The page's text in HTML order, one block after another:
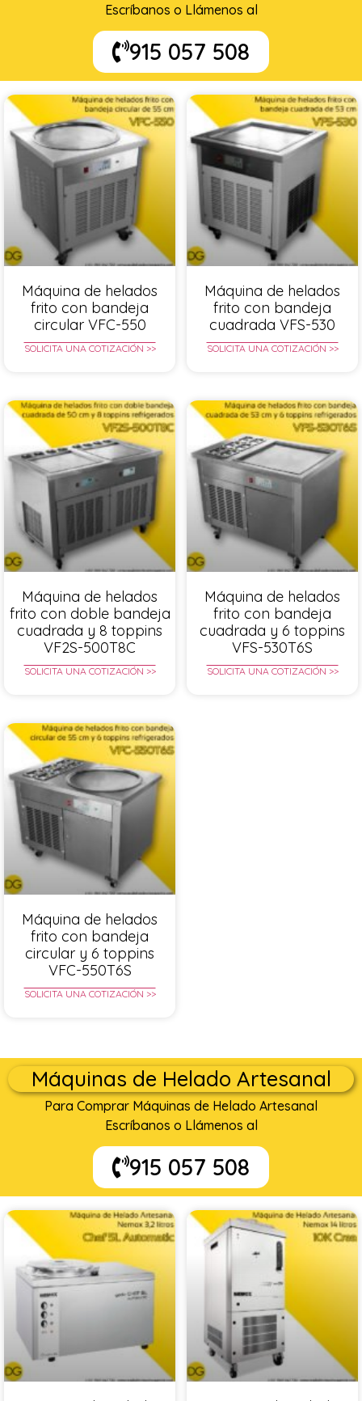
Escríbanos o Llámenos al
915 057 508
Máquina de helados
frito con bandeja
circular VFC-550
SOLICITA UNA COTIZACIÓN >>
Máquina de helados
frito con bandeja
cuadrada VFS-530
SOLICITA UNA COTIZACIÓN >>
Máquina de helados
frito con doble bandeja
cuadrada y 8 toppins
VF2S-500T8C
SOLICITA UNA COTIZACIÓN >>
Máquina de helados
frito con bandeja
cuadrada y 6 toppins
VFS-530T6S
SOLICITA UNA COTIZACIÓN >>
Máquina de helados
frito con bandeja
circular y 6 toppins
VFC-550T6S
SOLICITA UNA COTIZACIÓN >>
Máquinas de Helado Artesanal
Para Comprar Máquinas de Helado Artesanal
Escríbanos o Llámenos al
915 057 508